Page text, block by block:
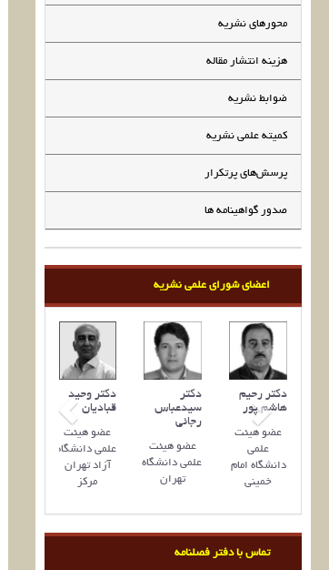
محورهای نشریه
هزینه انتشار مقاله
ضوابط نشریه
کمیته علمی نشریه
پرسش‌های پرتکرار
صدور گواهینامه ها
اعضای شورای علمی نشریه
دکتر وحید
قبادیان
عضو هیئت
علمی دانشگاه
آزاد تهران
مرکز
دکتر
سیدعباس
رجائی
عضو هیئت‌
علمی دانشگاه
تهران
دکتر رحیم
هاشم پور
عضو هیئت
علمی
دانشگاه امام
خمینی
تماس با دفتر فصلنامه